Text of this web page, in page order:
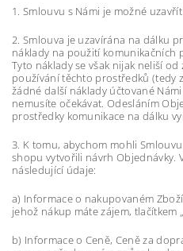
1. Smlouvu s Námi je možné
2. Smlouva je uzavírána na dálku
náklady na použití komunikačních
Tyto náklady se však nijak neliší
používání těchto prostředků (tedy
žádné další náklady účtované
nemusíte očekávat. Odesláním
prostředky komunikace na dálku
3. K tomu, abychom mohli
shopu vytvořili návrh Objednávky.
následující údaje:
a) Informace o nakupovaném
jehož nákup máte zájem, tlačítkem
b) Informace o Ceně, Ceně za